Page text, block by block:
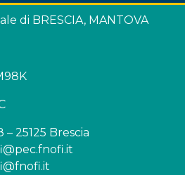
di BRESCIA, MANTOVA
25125 Brescia